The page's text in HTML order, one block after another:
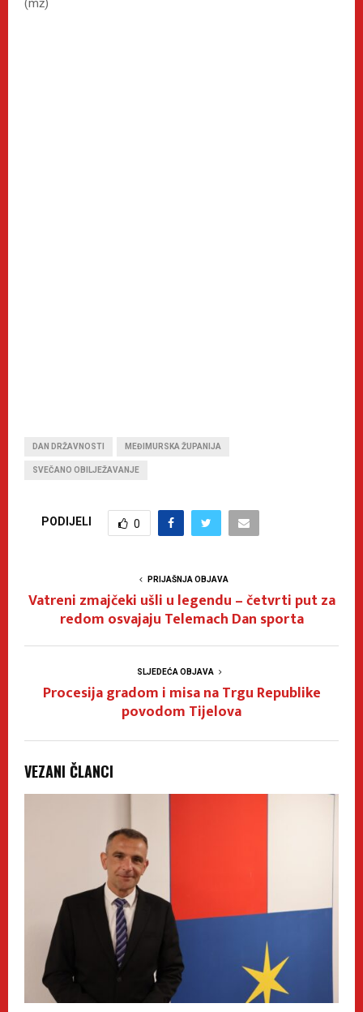
DAN DRŽAVNOSTI MEĐIMURSKA ŽUPANIJA
SVEČANO OBILJEŽAVANJE
PODIJELI 0
PRIJAŠNJA OBJAVA
Vatreni zmajčeki ušli u legendu – četvrti put za
redom osvajaju Telemach Dan sporta
SLJEDEĆA OBJAVA
Procesija gradom i misa na Trgu Republike
povodom Tijelova
VEZANI ČLANCI